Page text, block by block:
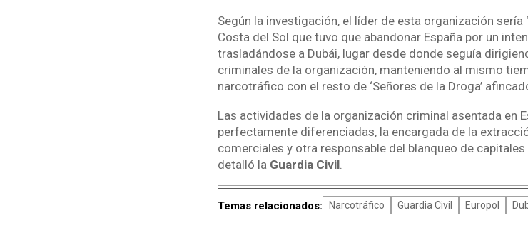
Según la investigación, el líder de esta organización
Costa del Sol que tuvo que abandonar España por un
trasladándose a Dubái, lugar desde donde seguía
criminales de la organización, manteniendo al mismo
narcotráfico con el resto de ‘Señores de la Droga’
Las actividades de la organización criminal asentada en
perfectamente diferenciadas, la encargada de la
comerciales y otra responsable del blanqueo de
detalló la Guardia Civil.
Temas relacionados: Narcotráfico Guardia Civil Europol